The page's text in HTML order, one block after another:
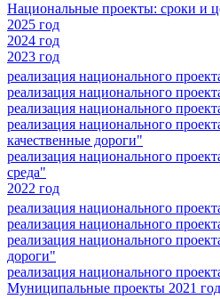
Национальные проекты: сроки и
2025 год
2024 год
2023 год
реализация национального
реализация национального
реализация национального
реализация национального
качественные дороги"
реализация национального
среда"
2022 год
реализация национального
реализация национального
реализация национального
дороги"
реализация национального
Муниципальные проекты 2021 год